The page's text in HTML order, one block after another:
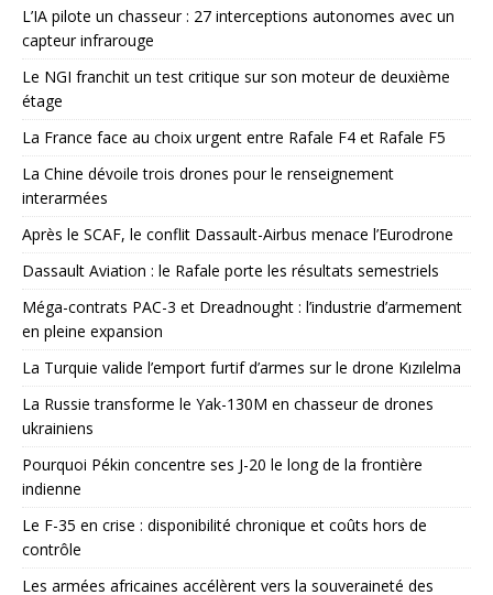
L’IA pilote un chasseur : 27 interceptions autonomes avec un
capteur infrarouge
Le NGI franchit un test critique sur son moteur de deuxième
étage
La France face au choix urgent entre Rafale F4 et Rafale F5
La Chine dévoile trois drones pour le renseignement
interarmées
Après le SCAF, le conflit Dassault-Airbus menace l’Eurodrone
Dassault Aviation : le Rafale porte les résultats semestriels
Méga-contrats PAC-3 et Dreadnought : l’industrie d’armement
en pleine expansion
La Turquie valide l’emport furtif d’armes sur le drone Kızılelma
La Russie transforme le Yak-130M en chasseur de drones
ukrainiens
Pourquoi Pékin concentre ses J-20 le long de la frontière
indienne
Le F-35 en crise : disponibilité chronique et coûts hors de
contrôle
Les armées africaines accélèrent vers la souveraineté des